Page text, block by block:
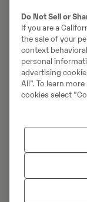
Tävlingsplatsen
och med 2024
utanför Visby.
svåra
gjorts enklare
lockar cirka 3
Enduroklassiker.
Do Not Sell or
If you are a
the sale of your
context
personal
advertising
All". To learn
cookies select